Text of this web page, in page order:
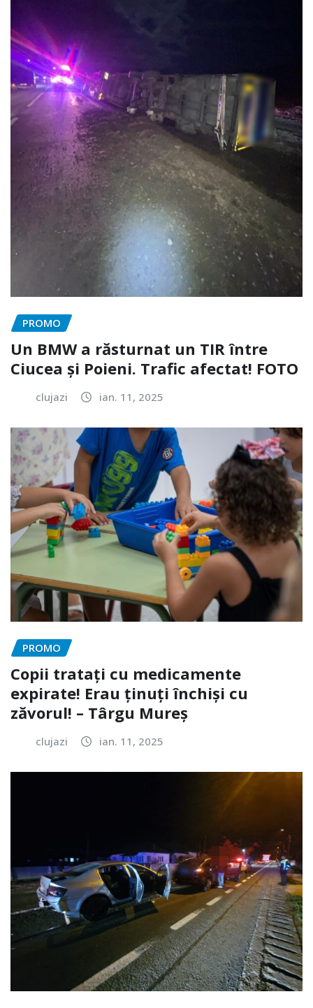
PROMO
Un BMW a răsturnat un TIR între
Ciucea și Poieni. Trafic afectat! FOTO
clujazi ian. 11, 2025
PROMO
Copii tratați cu medicamente
expirate! Erau ținuți închiși cu
zăvorul! – Târgu Mureș
clujazi ian. 11, 2025